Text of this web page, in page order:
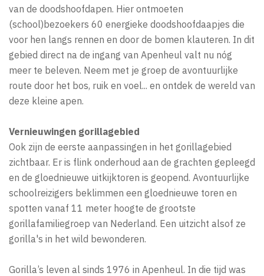
van de doodshoofdapen. Hier ontmoeten
(school)bezoekers 60 energieke doodshoofdaapjes die
voor hen langs rennen en door de bomen klauteren. In dit
gebied direct na de ingang van Apenheul valt nu nóg
meer te beleven. Neem met je groep de avontuurlijke
route door het bos, ruik en voel... en ontdek de wereld van
deze kleine apen.
Vernieuwingen gorillagebied
Ook zijn de eerste aanpassingen in het gorillagebied
zichtbaar. Er is flink onderhoud aan de grachten gepleegd
en de gloednieuwe uitkijktoren is geopend. Avontuurlijke
schoolreizigers beklimmen een gloednieuwe toren en
spotten vanaf 11 meter hoogte de grootste
gorillafamiliegroep van Nederland. Een uitzicht alsof ze
gorilla's in het wild bewonderen.
Gorilla’s leven al sinds 1976 in Apenheul. In die tijd was